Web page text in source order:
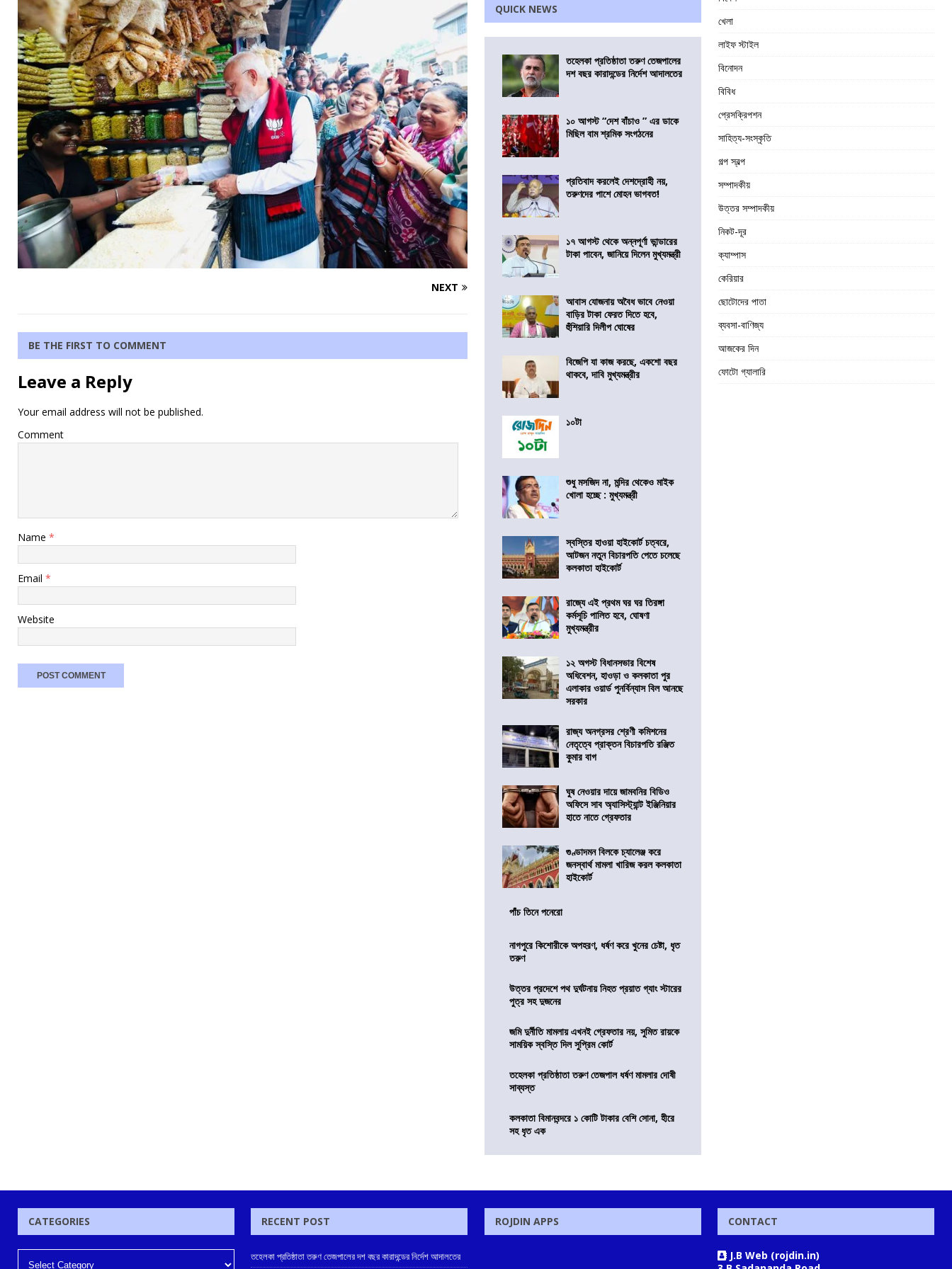
NEXT
BE THE FIRST TO COMMENT
Leave a Reply
Your email address will not be published.
Comment
Name *
Email *
Website
QUICK NEWS
তহেলকা প্রতিষ্ঠাতা তরুণ তেজপালের
দশ বছর কারাদন্ডের নির্দেশ আদালতের
১০ আগস্ট “দেশ বাঁচাও ” এর ডাকে
মিছিল বাম শ্রমিক সংগঠনের
প্রতিবাদ করলেই দেশদ্রোহী নয়,
তরুণদের পাশে মোহন ভাগবত!
১৭ আগস্ট থেকে অন্নপূর্ণা ভান্ডারের
টাকা পাবেন, জানিয়ে দিলেন মুখ্যমন্ত্রী
আবাস যোজনায় অবৈধ ভাবে নেওয়া
বাড়ির টাকা ফেরত দিতে হবে,
হুঁশিয়ারি দিলীপ ঘোষের
বিজেপি যা কাজ করছে, একশো বছর
থাকবে, দাবি মুখ্যমন্ত্রীর
১০টা
শুধু মসজিদ না, মন্দির থেকেও মাইক
খোলা হচ্ছে : মুখ্যমন্ত্রী
স্বস্তির হাওয়া হাইকোর্ট চত্বরে,
আটজন নতুন বিচারপতি পেতে চলেছে
কলকাতা হাইকোর্ট
রাজ্যে এই প্রথম ঘর ঘর তিরঙ্গা
কর্মসূচি পালিত হবে, ঘোষণা
মুখ্যমন্ত্রীর
১২ অগস্ট বিধানসভার বিশেষ
অধিবেশন, হাওড়া ও কলকাতা পুর
এলাকার ওয়ার্ড পুনর্বিন্যাস বিল আনছে
সরকার
রাজ্য অনগ্রসর শ্রেণী কমিশনের
নেতৃত্বে প্রাক্তন বিচারপতি রঞ্জিত
কুমার বাগ
ঘুষ নেওয়ার দায়ে জামবনির বিডিও
অফিসে সাব অ্যাসিস্ট্যান্ট ইঞ্জিনিয়ার
হাতে নাতে গ্রেফতার
গুণ্ডাদমন বিলকে চ্যালেঞ্জ করে
জনস্বার্থ মামলা খারিজ করল কলকাতা
হাইকোর্ট
পাঁচ তিনে পনেরো
নাগপুরে কিশোরীকে অপহরণ, ধর্ষণ করে খুনের চেষ্টা, ধৃত
তরুণ
উত্তর প্রদেশে পথ দুর্ঘটনায় নিহত প্রয়াত গ্যাং স্টারের
পুত্র সহ দুজনের
জমি দুর্নীতি মামলায় এখনই গ্রেফতার নয়, সুমিত রায়কে
সাময়িক স্বস্তি দিল সুপ্রিম কোর্ট
তহেলকা প্রতিষ্ঠাতা তরুণ তেজপাল ধর্ষণ মামলার দোষী
সাব্যস্ত
কলকাতা বিমানবন্দরে ১ কোটি টাকার বেশি সোনা, হীরে
সহ ধৃত এক
খেলা
লাইফ স্টাইল
বিনোদন
বিবিধ
প্রেসক্রিপশন
সাহিত্য-সংস্কৃতি
গল্প স্বল্প
সম্পাদকীয়
উত্তর সম্পাদকীয়
নিকট-দূর
ক্যাম্পাস
কেরিয়ার
ছোটোদের পাতা
ব্যবসা-বাণিজ্য
আজকের দিন
ফোটো গ্যালারি
CATEGORIES RECENT POST
তহেলকা প্রতিষ্ঠাতা তরুণ তেজপালের দশ বছর কারাদন্ডের নির্দেশ আদালতের
ROJDIN APPS CONTACT
J.B Web (rojdin.in)